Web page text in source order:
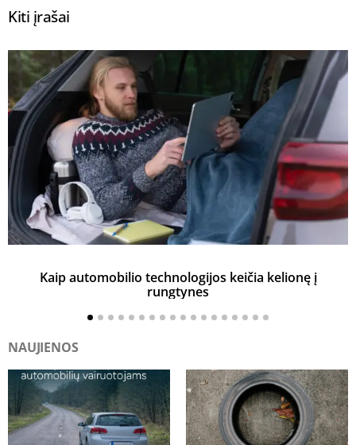
Kiti įrašai
Kaip automobilio technologijos keičia kelionę į
rungtynes
NAUJIENOS